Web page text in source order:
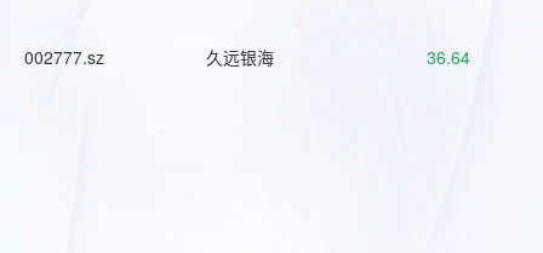
002777.sz 久远银海 36.64